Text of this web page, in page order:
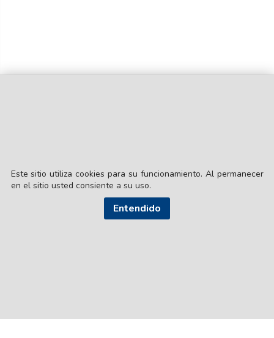
Director Editorial: Lic. Gustavo Eduardo Ick
Este sitio utiliza cookies para su funcionamiento. Al permanecer
en el sitio usted consiente a su uso.
Entendido